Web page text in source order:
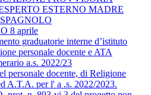
ESTERNO MADRE
8 aprile
graduatorie interne d’istituto
personale docente e ATA
a.s. 2022/23
personale docente, di Religione
A.T.A. per l' a .s. 2022/2023.